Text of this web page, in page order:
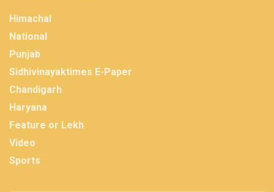
Himachal
National
Punjab
Sidhivinayaktimes E-Paper
Chandigarh
Haryana
Feature or Lekh
Video
Sports